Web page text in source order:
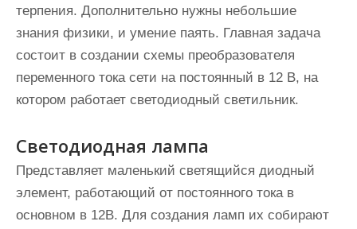
терпения. Дополнительно нужны небольшие
знания физики, и умение паять. Главная задача
состоит в создании схемы преобразователя
переменного тока сети на постоянный в 12 В, на
котором работает светодиодный светильник.
Светодиодная лампа
Представляет маленький светящийся диодный
элемент, работающий от постоянного тока в
основном в 12В. Для создания ламп их собирают